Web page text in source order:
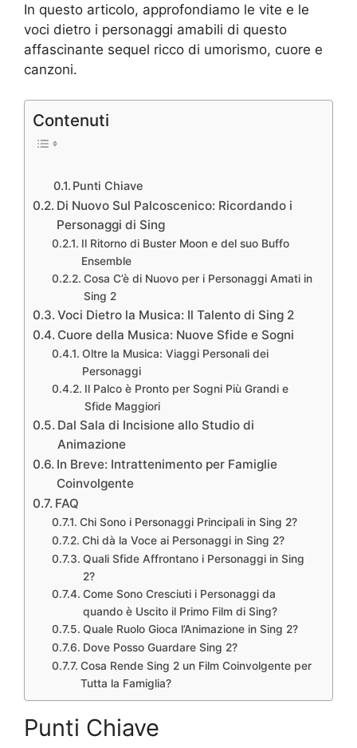
In questo articolo, approfondiamo le vite e le
voci dietro i personaggi amabili di questo
affascinante sequel ricco di umorismo, cuore e
canzoni.
Contenuti
Punti Chiave
Di Nuovo Sul Palcoscenico: Ricordando i
Personaggi di Sing
Il Ritorno di Buster Moon e del suo Buffo
Ensemble
Cosa C’è di Nuovo per i Personaggi Amati in
Sing 2
Voci Dietro la Musica: Il Talento di Sing 2
Cuore della Musica: Nuove Sfide e Sogni
Oltre la Musica: Viaggi Personali dei
Personaggi
Il Palco è Pronto per Sogni Più Grandi e
Sfide Maggiori
Dal Sala di Incisione allo Studio di
Animazione
In Breve: Intrattenimento per Famiglie
Coinvolgente
FAQ
Chi Sono i Personaggi Principali in Sing 2?
Chi dà la Voce ai Personaggi in Sing 2?
Quali Sfide Affrontano i Personaggi in Sing
2?
Come Sono Cresciuti i Personaggi da
quando è Uscito il Primo Film di Sing?
Quale Ruolo Gioca l’Animazione in Sing 2?
Dove Posso Guardare Sing 2?
Cosa Rende Sing 2 un Film Coinvolgente per
Tutta la Famiglia?
Punti Chiave